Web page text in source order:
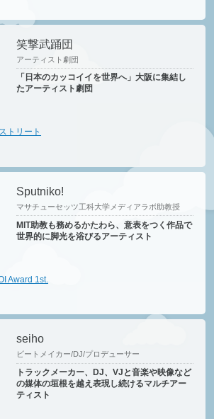
笑撃武踊団
アーティスト劇団
「日本のカッコイイを世界へ」大阪に集結し
たアーティスト劇団
トリート
Sputniko!
マサチューセッツ工科大学メディアラボ助教授
MIT助教も務めるかたわら、意表をつく作品で
世界的に脚光を浴びるアーティスト
Award 1st.
seiho
ビートメイカー/DJ/プロデューサー
トラックメーカー、DJ、VJと音楽や映像など
の媒体の垣根を越え表現し続けるマルチアー
ティスト